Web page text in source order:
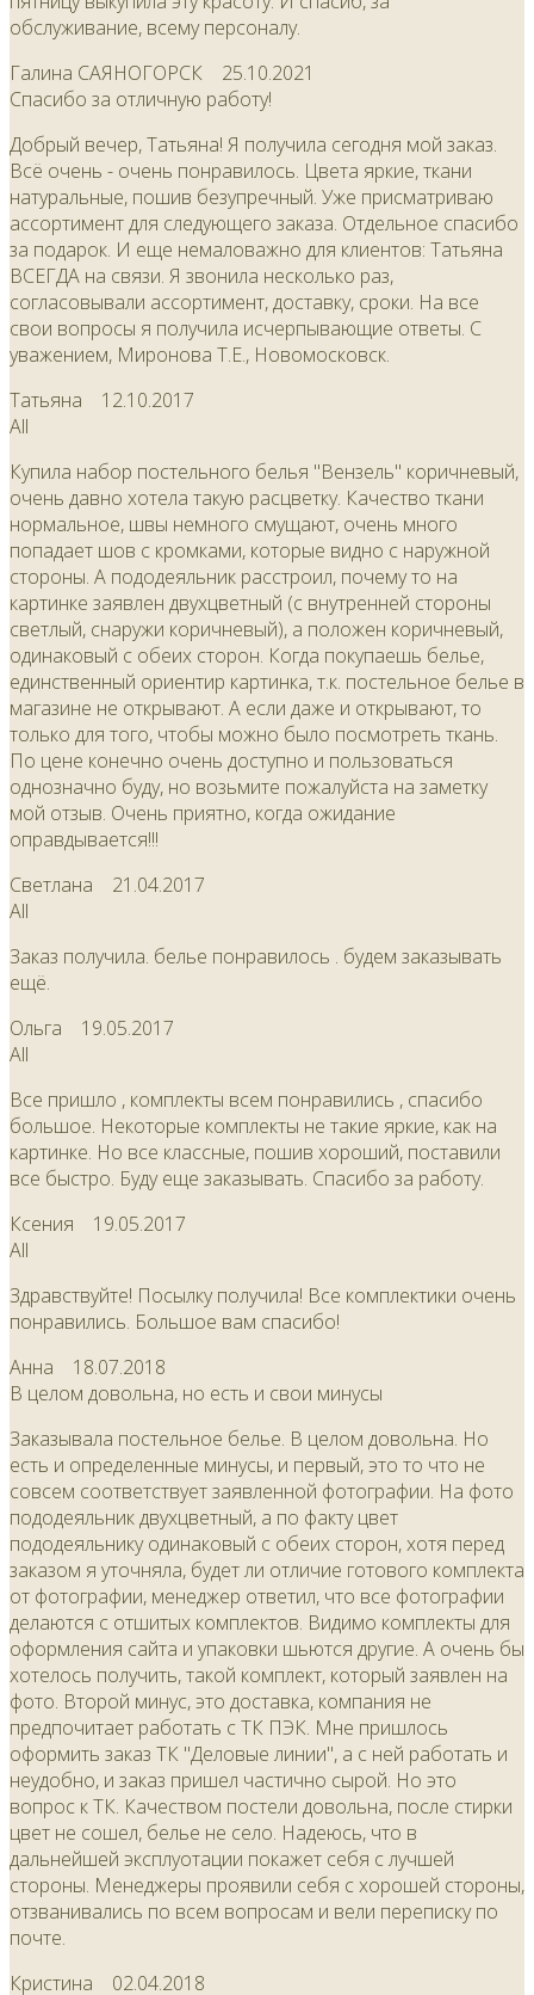
обслуживание, всему персоналу.
Галина САЯНОГОРСК 25.10.2021
Спасибо за отличную работу!
Добрый вечер, Татьяна! Я получила сегодня мой заказ.
Всё очень - очень понравилось. Цвета яркие, ткани
натуральные, пошив безупречный. Уже присматриваю
ассортимент для следующего заказа. Отдельное спасибо
за подарок. И еще немаловажно для клиентов: Татьяна
ВСЕГДА на связи. Я звонила несколько раз,
согласовывали ассортимент, доставку, сроки. На все
свои вопросы я получила исчерпывающие ответы. С
уважением, Миронова Т.Е., Новомосковск.
Татьяна 12.10.2017
All
Купила набор постельного белья "Вензель" коричневый,
очень давно хотела такую расцветку. Качество ткани
нормальное, швы немного смущают, очень много
попадает шов с кромками, которые видно с наружной
стороны. А пододеяльник расстроил, почему то на
картинке заявлен двухцветный (с внутренней стороны
светлый, снаружи коричневый), а положен коричневый,
одинаковый с обеих сторон. Когда покупаешь белье,
единственный ориентир картинка, т.к. постельное белье в
магазине не открывают. А если даже и открывают, то
только для того, чтобы можно было посмотреть ткань.
По цене конечно очень доступно и пользоваться
однозначно буду, но возьмите пожалуйста на заметку
мой отзыв. Очень приятно, когда ожидание
оправдывается!!!
Светлана 21.04.2017
All
Заказ получила. белье понравилось . будем заказывать
ещё.
Ольга 19.05.2017
All
Все пришло , комплекты всем понравились , спасибо
большое. Некоторые комплекты не такие яркие, как на
картинке. Но все классные, пошив хороший, поставили
все быстро. Буду еще заказывать. Спасибо за работу.
Ксения 19.05.2017
All
Здравствуйте! Посылку получила! Все комплектики очень
понравились. Большое вам спасибо!
Анна 18.07.2018
В целом довольна, но есть и свои минусы
Заказывала постельное белье. В целом довольна. Но
есть и определенные минусы, и первый, это то что не
совсем соответствует заявленной фотографии. На фото
пододеяльник двухцветный, а по факту цвет
пододеяльнику одинаковый с обеих сторон, хотя перед
заказом я уточняла, будет ли отличие готового комплекта
от фотографии, менеджер ответил, что все фотографии
делаются с отшитых комплектов. Видимо комплекты для
оформления сайта и упаковки шьются другие. А очень бы
хотелось получить, такой комплект, который заявлен на
фото. Второй минус, это доставка, компания не
предпочитает работать с ТК ПЭК. Мне пришлось
оформить заказ ТК "Деловые линии", а с ней работать и
неудобно, и заказ пришел частично сырой. Но это
вопрос к ТК. Качеством постели довольна, после стирки
цвет не сошел, белье не село. Надеюсь, что в
дальнейшей эксплуотации покажет себя с лучшей
стороны. Менеджеры проявили себя с хорошей стороны,
отзванивались по всем вопросам и вели переписку по
почте.
Кристина 02.04.2018